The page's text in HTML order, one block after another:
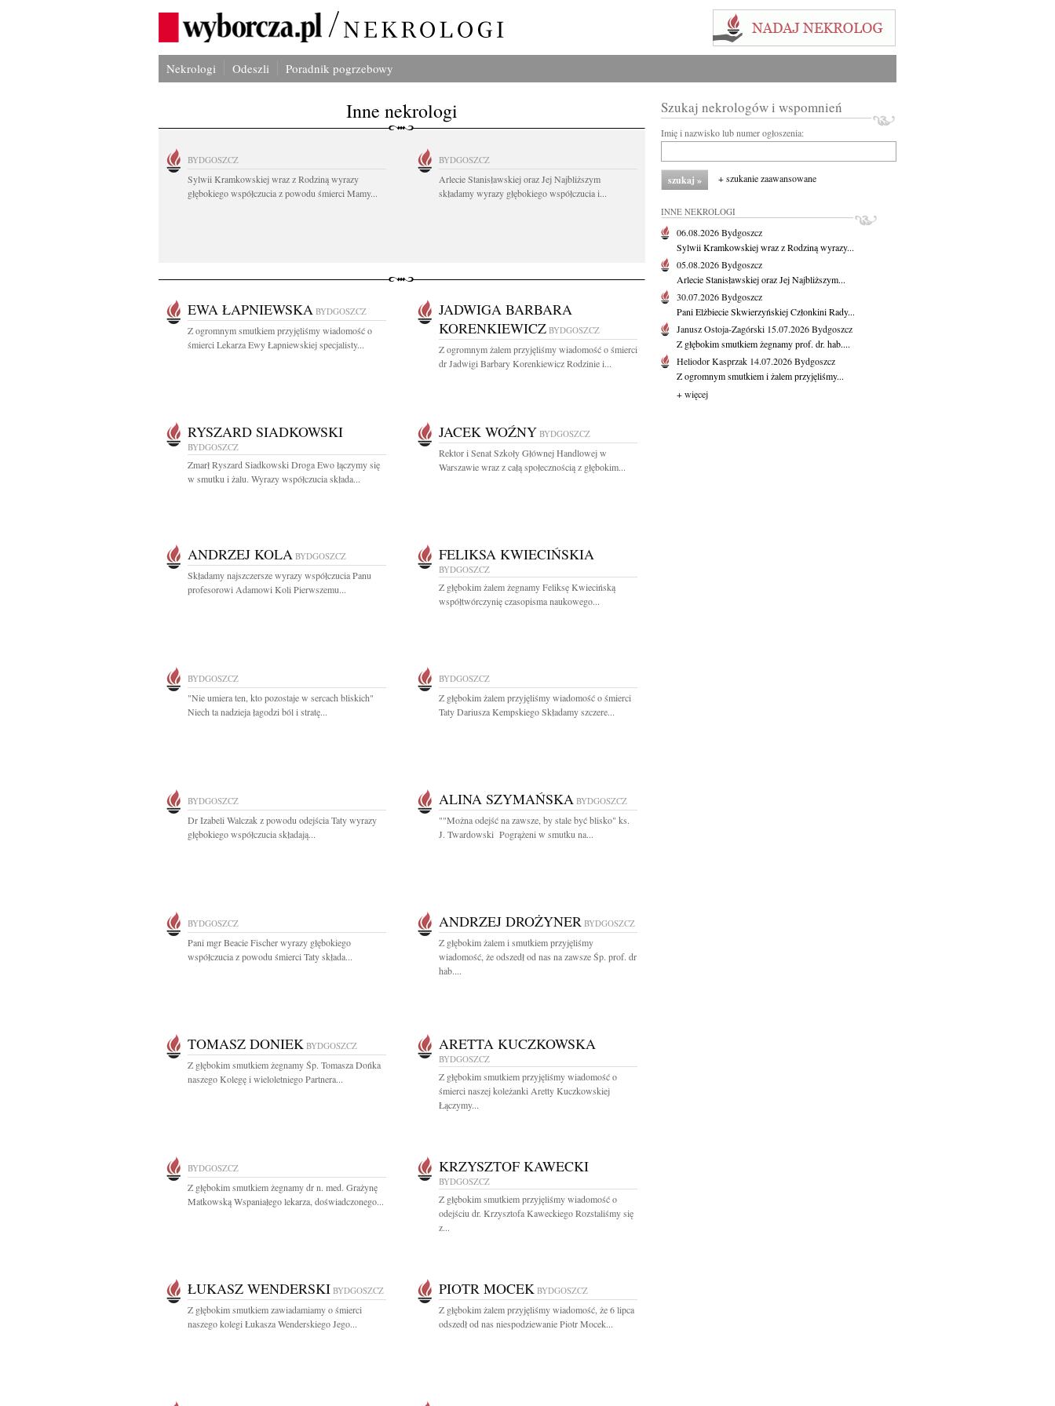
Nekrologi Odeszli Poradnik pogrzebowy
Inne nekrologi
BYDGOSZCZ
Sylwii Kramkowskiej wraz z Rodziną wyrazy
głębokiego współczucia z powodu śmierci Mamy...
BYDGOSZCZ
Arlecie Stanisławskiej oraz Jej Najbliższym
składamy wyrazy głębokiego współczucia i...
EWA ŁAPNIEWSKA BYDGOSZCZ
Z ogromnym smutkiem przyjęliśmy wiadomość o
śmierci Lekarza Ewy Łapniewskiej specjalisty...
JADWIGA BARBARA
KORENKIEWICZ BYDGOSZCZ
Z ogromnym żalem przyjęliśmy wiadomość o śmierci
dr Jadwigi Barbary Korenkiewicz Rodzinie i...
RYSZARD SIADKOWSKI
BYDGOSZCZ
Zmarł Ryszard Siadkowski Droga Ewo łączymy się
w smutku i żalu. Wyrazy współczucia składa...
JACEK WOŹNY BYDGOSZCZ
Rektor i Senat Szkoły Głównej Handlowej w
Warszawie wraz z całą społecznością z głębokim...
ANDRZEJ KOLA BYDGOSZCZ
Składamy najszczersze wyrazy współczucia Panu
profesorowi Adamowi Koli Pierwszemu...
FELIKSA KWIECIŃSKIA
BYDGOSZCZ
Z głębokim żalem żegnamy Feliksę Kwiecińską
współtwórczynię czasopisma naukowego...
BYDGOSZCZ
"Nie umiera ten, kto pozostaje w sercach bliskich"
Niech ta nadzieja łagodzi ból i stratę...
BYDGOSZCZ
Z głębokim żalem przyjęliśmy wiadomość o śmierci
Taty Dariusza Kempskiego Składamy szczere...
BYDGOSZCZ
Dr Izabeli Walczak z powodu odejścia Taty wyrazy
głębokiego współczucia składają...
ALINA SZYMAŃSKA BYDGOSZCZ
""Można odejść na zawsze, by stale być blisko" ks.
J. Twardowski Pogrążeni w smutku na...
BYDGOSZCZ
Pani mgr Beacie Fischer wyrazy głębokiego
współczucia z powodu śmierci Taty składa...
ANDRZEJ DROŻYNER BYDGOSZCZ
Z głębokim żalem i smutkiem przyjęliśmy
wiadomość, że odszedł od nas na zawsze Śp. prof. dr
hab....
TOMASZ DONIEK BYDGOSZCZ
Z głębokim smutkiem żegnamy Śp. Tomasza Dońka
naszego Kolegę i wieloletniego Partnera...
ARETTA KUCZKOWSKA
BYDGOSZCZ
Z głębokim smutkiem przyjęliśmy wiadomość o
śmierci naszej koleżanki Aretty Kuczkowskiej
Łączymy...
BYDGOSZCZ
Z głębokim smutkiem żegnamy dr n. med. Grażynę
Matkowską Wspaniałego lekarza, doświadczonego...
KRZYSZTOF KAWECKI
BYDGOSZCZ
Z głębokim smutkiem przyjęliśmy wiadomość o
odejściu dr. Krzysztofa Kaweckiego Rozstaliśmy się
z...
ŁUKASZ WENDERSKI BYDGOSZCZ
Z głębokim smutkiem zawiadamiamy o śmierci
naszego kolegi Łukasza Wenderskiego Jego...
PIOTR MOCEK BYDGOSZCZ
Z głębokim żalem przyjęliśmy wiadomość, że 6 lipca
odszedł od nas niespodziewanie Piotr Mocek...
Szukaj nekrologów i wspomnień
Imię i nazwisko lub numer ogłoszenia:
+ szukanie zaawansowane
INNE NEKROLOGI
06.08.2026Bydgoszcz
Sylwii Kramkowskiej wraz z Rodziną wyrazy...
05.08.2026Bydgoszcz
Arlecie Stanisławskiej oraz Jej Najbliższym...
30.07.2026Bydgoszcz
Pani Elżbiecie Skwierzyńskiej Członkini Rady...
Janusz Ostoja-Zagórski 15.07.2026Bydgoszcz
Z głębokim smutkiem żegnamy prof. dr. hab....
Heliodor Kasprzak 14.07.2026Bydgoszcz
Z ogromnym smutkiem i żalem przyjęliśmy...
+ więcej